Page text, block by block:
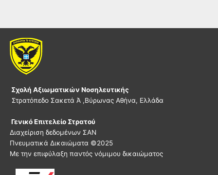
Σχολή Αξιωματικών Νοσηλευτικής
Στρατόπεδο Σακετά Ά ,Βύρωνας Αθήνα, Ελλάδα
Γενικό Επιτελείο Στρατού
Διαχείριση δεδομένων ΣΑΝ
Πνευματικά Δικαιώματα ©2025
Με την επιφύλαξη παντός νόμιμου δικαιώματος